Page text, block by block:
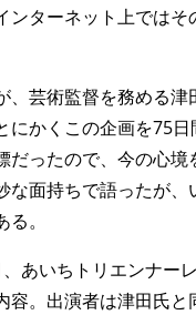
ンターネット上ではそ
、芸術監督を務める津
にかくこの企画を75
だったので、今の心
な面持ちで語ったが、
。
あいちトリエンナー
容。出演者は津田氏と